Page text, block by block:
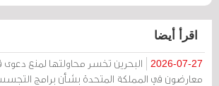
اقرأ أيضا
2026-07-27
البحرين تخسر محاولتها لمنع
معارضون في المملكة المتحدة بشأن برامج